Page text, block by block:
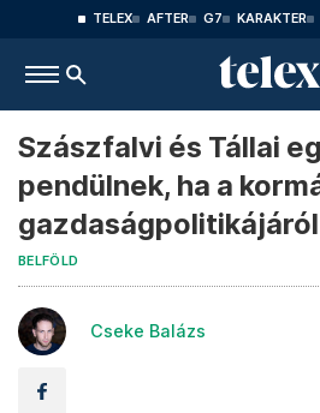
TELEX AFTER G7 KARAKTER
Szászfalvi és Tállai
pendülnek, ha a
BELFÖLD
Cseke Balázs